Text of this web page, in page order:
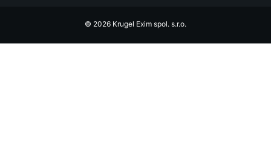
© 2026 Krugel Exim spol. s.r.o.